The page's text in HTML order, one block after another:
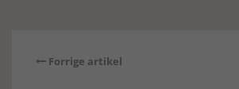
Forrige artikel